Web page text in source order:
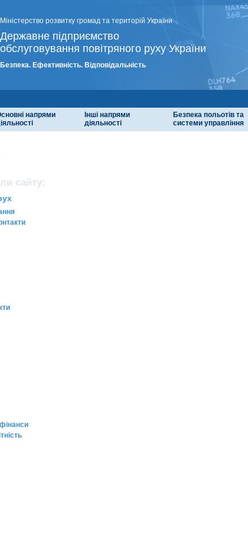
Міністерство розвитку громад та територій України
Державне підприємство
обслуговування повітряного руху України
Безпека. Ефективність. Відповідальність
напрями
Інші напрями
діяльності
Безпека польотів та
системи управління
сайту: